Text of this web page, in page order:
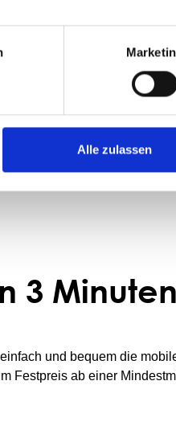
Alle zulassen
3 Minuten
und bequem die
Festpreis ab einer